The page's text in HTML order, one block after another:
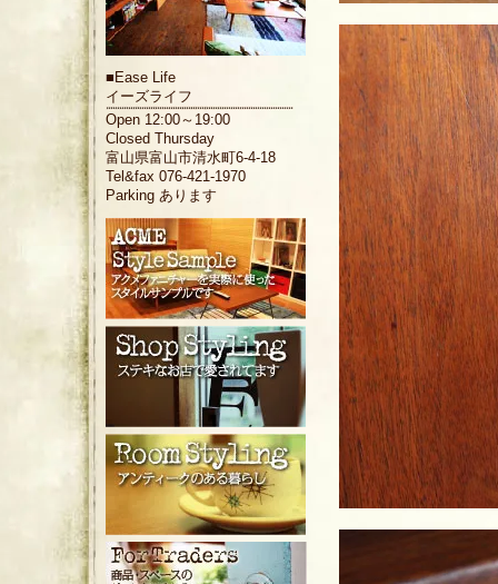
■ Ease Life
イーズライフ
Open 12:00～19:00
Closed Thursday
富山県富山市清水町6-4-18
Tel&fax 076-421-1970
Parking あります